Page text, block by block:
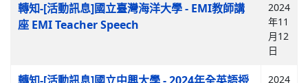
轉知-[活動訊息]國立臺灣海洋大學 - EMI教師講
座 EMI Teacher Speech
2024
年11
月12
日
2024